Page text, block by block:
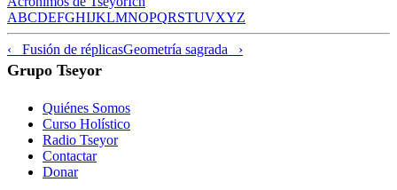
ABCDEFGHIJKLMNOPQRSTUVXYZ
‹ Fusión de réplicasGeometría sagrada ›
Grupo Tseyor
Quiénes Somos
Curso Holístico
Radio Tseyor
Contactar
Donar